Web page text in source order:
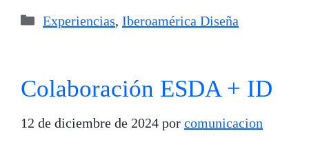
Categorías
Experiencias, Iberoamérica Diseña
Colaboración ESDA + ID
12 de diciembre de 2024 por comunicacion